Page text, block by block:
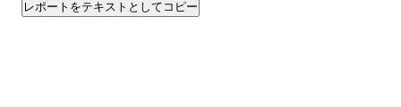
レポートをテキストとしてコピー